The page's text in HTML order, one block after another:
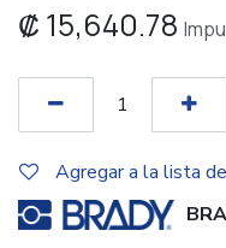
₡ 15,640.78
Agregar a la lista